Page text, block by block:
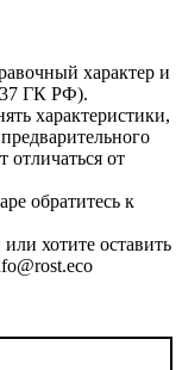
характер и
ГК РФ).
характеристики,
отличаться от
обратитесь к
хотите оставить